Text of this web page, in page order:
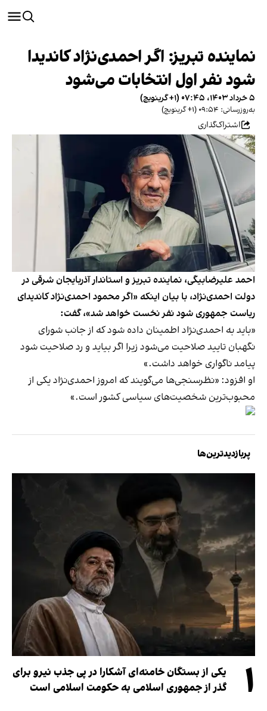
نماینده تبریز: اگر احمدی‌نژاد کاندیدا
شود نفر اول انتخابات می‌شود
۵ خرداد ۱۴۰۳، ۰۷:۴۵ (‎+۱ گرینویچ)
به‌روزرسانی: ۰۹:۵۴ (‎+۱ گرینویچ)
اشتراک‌گذاری
احمد علیرضابیگی، نماینده تبریز و استاندار آذربایجان شرقی در
دولت احمدی‌نژاد، با بیان اینکه «اگر محمود احمدی‌نژاد کاندیدای
ریاست جمهوری شود نفر نخست خواهد شد»، گفت:
«باید به احمدی‌نژاد اطمینان داده شود که از جانب شورای
نگهبان تایید صلاحیت می‌شود زیرا اگر بیاید و رد صلاحیت شود
پیامد ناگواری خواهد داشت.»
او افزود: «نظرسنجی‌ها می‌گویند که امروز احمدی‌نژاد یکی از
محبوب‌ترین شخصیت‌های سیاسی کشور است.»
پربازدیدترین‌ها
۱
یکی از بستگان خامنه‌ای آشکارا در پی جذب نیرو برای
گذر از جمهوری اسلامی به حکومت اسلامی است